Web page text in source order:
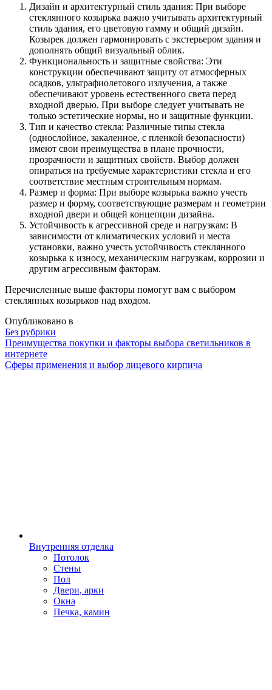
Дизайн и архитектурный стиль здания: При выборе
стеклянного козырька важно учитывать архитектурный
стиль здания, его цветовую гамму и общий дизайн.
Козырек должен гармонировать с экстерьером здания и
дополнять общий визуальный облик.
Функциональность и защитные свойства: Эти
конструкции обеспечивают защиту от атмосферных
осадков, ультрафиолетового излучения, а также
обеспечивают уровень естественного света перед
входной дверью. При выборе следует учитывать не
только эстетические нормы, но и защитные функции.
Тип и качество стекла: Различные типы стекла
(однослойное, закаленное, с пленкой безопасности)
имеют свои преимущества в плане прочности,
прозрачности и защитных свойств. Выбор должен
опираться на требуемые характеристики стекла и его
соответствие местным строительным нормам.
Размер и форма: При выборе козырька важно учесть
размер и форму, соответствующие размерам и геометрии
входной двери и общей концепции дизайна.
Устойчивость к агрессивной среде и нагрузкам: В
зависимости от климатических условий и места
установки, важно учесть устойчивость стеклянного
козырька к износу, механическим нагрузкам, коррозии и
другим агрессивным факторам.
Перечисленные выше факторы помогут вам с выбором
стеклянных козырьков над входом.
Опубликовано в
Без рубрики
Навигация
Преимущества покупки и факторы выбора светильников в
интернете
Сферы применения и выбор лицевого кирпича
Внутренняя отделка
Потолок
Стены
Пол
Двери, арки
Окна
Печка, камин